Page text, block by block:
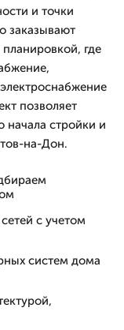
и точки
заказывают
где
позволяет
начала стройки и
на-Дон.
с учетом
систем дома